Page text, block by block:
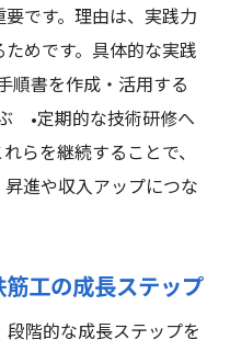
です。理由は、実践力
めです。具体的な実践
順書を作成・活用する
•定期的な技術研修へ
らを継続することで、
進や収入アップにつな
工の成長ステップ
階的な成長ステップを